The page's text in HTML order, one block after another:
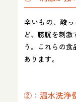
辛いもの、酸
ど、膀胱を刺
う。これらの
あります。
②：温水洗浄